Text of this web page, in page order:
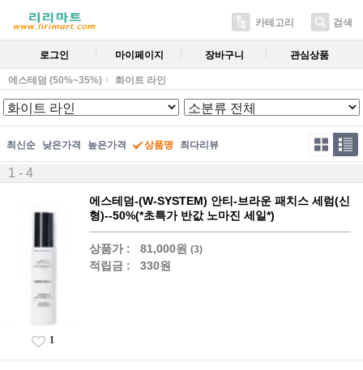
카테고리 검색
로그인 마이페이지 장바구니 관심상품
에스테덤 (50%~35%) 화이트 라인
최신순 낮은가격 높은가격 상품명 최다리뷰
1 - 4
에스테덤-(W-SYSTEM) 안티-브라운 패치스 세럼(신
형)--50%(*초특가 반값 노마진 세일*)
상품가 : 81,000원 (3)
적립금 : 330원
1